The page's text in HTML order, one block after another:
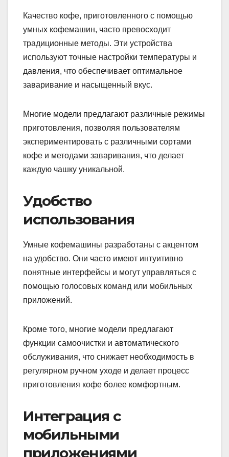
Качество кофе, приготовленного с помощью
умных кофемашин, часто превосходит
традиционные методы. Эти устройства
используют точные настройки температуры и
давления, что обеспечивает оптимальное
заваривание и насыщенный вкус.
Многие модели предлагают различные режимы
приготовления, позволяя пользователям
экспериментировать с различными сортами
кофе и методами заваривания, что делает
каждую чашку уникальной.
Удобство
использования
Умные кофемашины разработаны с акцентом
на удобство. Они часто имеют интуитивно
понятные интерфейсы и могут управляться с
помощью голосовых команд или мобильных
приложений.
Кроме того, многие модели предлагают
функции самоочистки и автоматического
обслуживания, что снижает необходимость в
регулярном ручном уходе и делает процесс
приготовления кофе более комфортным.
Интеграция с
мобильными
приложениями